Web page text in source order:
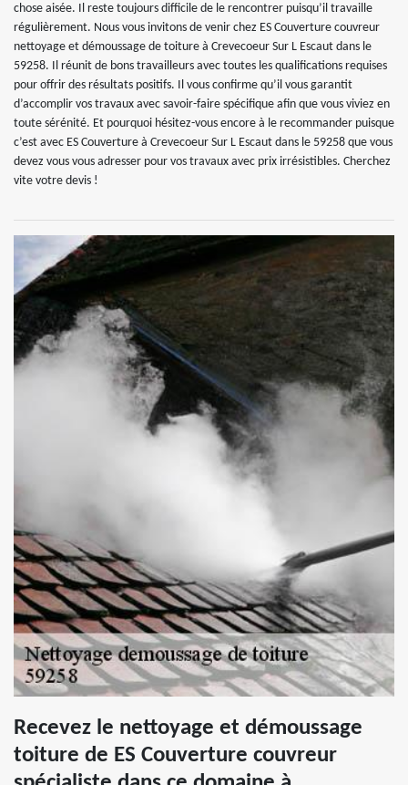
chose aisée. Il reste toujours difficile de le rencontrer puisqu’il travaille
régulièrement. Nous vous invitons de venir chez ES Couverture couvreur
nettoyage et démoussage de toiture à Crevecoeur Sur L Escaut dans le
59258. Il réunit de bons travailleurs avec toutes les qualifications requises
pour offrir des résultats positifs. Il vous confirme qu’il vous garantit
d’accomplir vos travaux avec savoir-faire spécifique afin que vous viviez en
toute sérénité. Et pourquoi hésitez-vous encore à le recommander puisque
c’est avec ES Couverture à Crevecoeur Sur L Escaut dans le 59258 que vous
devez vous vous adresser pour vos travaux avec prix irrésistibles. Cherchez
vite votre devis !
Recevez le nettoyage et démoussage
toiture de ES Couverture couvreur